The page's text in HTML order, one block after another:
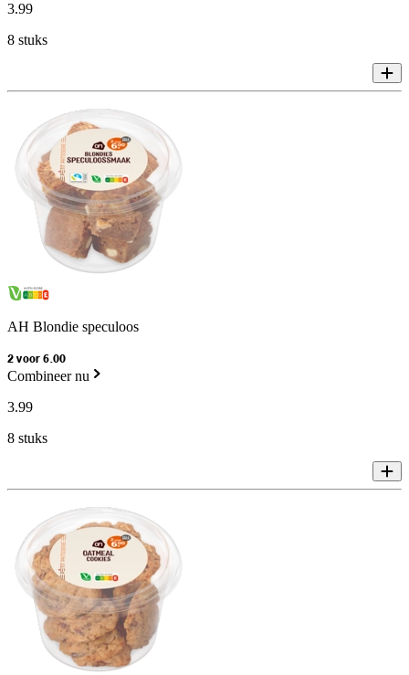
3.99
8 stuks
AH Blondie speculoos
2 voor 6.00
Combineer nu
3.99
8 stuks